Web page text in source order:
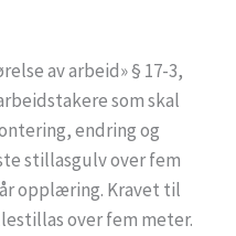
av arbeid» § 17-3,
som skal
endring og
stillasgulv over fem
opplæring. Kravet til
over fem meter.